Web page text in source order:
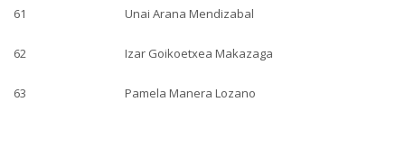
61 Unai Arana Mendizabal
62 Izar Goikoetxea Makazaga
63 Pamela Manera Lozano